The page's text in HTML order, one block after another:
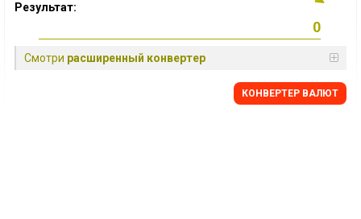
Результат:
Смотри расширенный конвертер
КОНВЕРТЕР ВАЛЮТ